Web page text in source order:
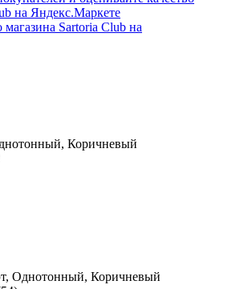
Коричневый
Однотонный, Коричневый